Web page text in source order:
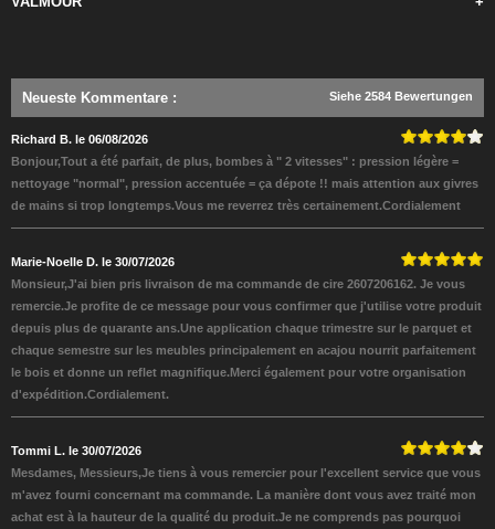
Neueste Kommentare : Siehe 2584 Bewertungen
Richard B. le 06/08/2026
Bonjour,Tout a été parfait, de plus, bombes à " 2 vitesses" : pression légère =
nettoyage "normal", pression accentuée = ça dépote !! mais attention aux givres
de mains si trop longtemps.Vous me reverrez très certainement.Cordialement
Marie-Noelle D. le 30/07/2026
Monsieur,J'ai bien pris livraison de ma commande de cire 2607206162. Je vous
remercie.Je profite de ce message pour vous confirmer que j'utilise votre produit
depuis plus de quarante ans.Une application chaque trimestre sur le parquet et
chaque semestre sur les meubles principalement en acajou nourrit parfaitement
le bois et donne un reflet magnifique.Merci également pour votre organisation
d'expédition.Cordialement.
Tommi L. le 30/07/2026
Mesdames, Messieurs,Je tiens à vous remercier pour l'excellent service que vous
m'avez fourni concernant ma commande. La manière dont vous avez traité mon
achat est à la hauteur de la qualité du produit.Je ne comprends pas pourquoi